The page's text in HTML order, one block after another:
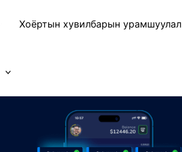
Хоёртын хувилбарын урамшуулал